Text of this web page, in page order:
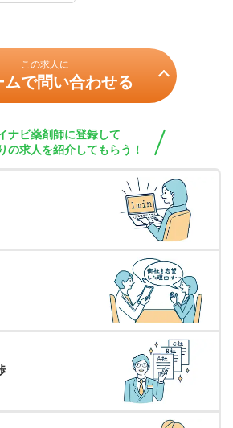
この求人に
ムで問い合わせる
ナビ薬剤師に登録して
の求人を紹介してもらう！